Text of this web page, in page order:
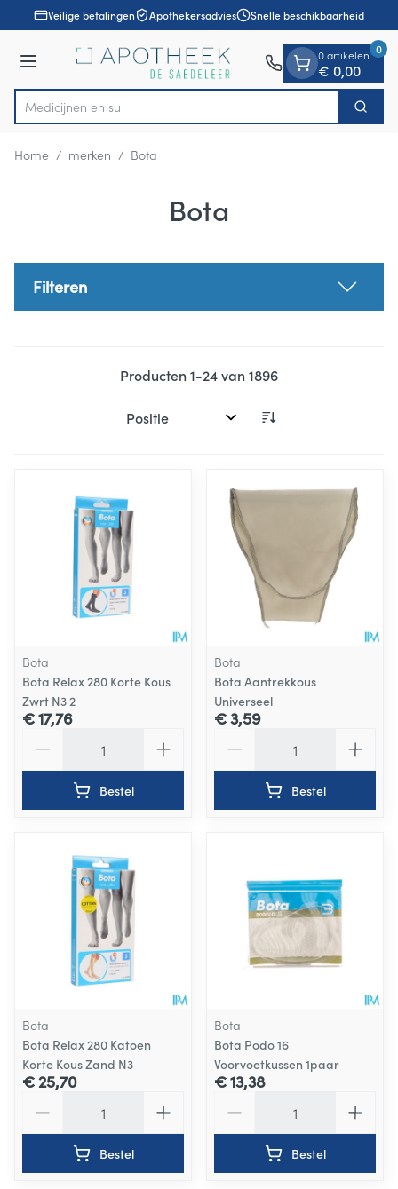
Ga naar de inhoud
1 van 1Veilige betalingen Apothekersadvies Snelle beschikbaarheid
Menu
Product, merk, categorie... Zoek
0 artikelen
€ 0,00
0
Home / merken / Bota
Bota
Filteren
Producten1-24van1896
Sorteer op:
Bota
Bota Relax 280 Korte Kous
Zwrt N3 2
€ 17,76
Bestel
Bota
Bota Aantrekkous
Universeel
€ 3,59
Bestel
Bota
Bota Relax 280 Katoen
Korte Kous Zand N3
€ 25,70
Bestel
Bota
Bota Podo 16
Voorvoetkussen 1paar
€ 13,38
Bestel